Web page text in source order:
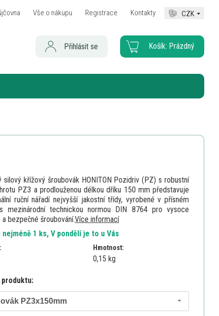
Vše o nákupu Registrace Kontakty CZK
Košík: Prázdný
Přihlásit se
silový křížový šroubovák HONITON Pozidriv (PZ) s robustní
PZ3 a prodlouženou délkou dříku 150 mm představuje
ruční nářadí nejvyšší jakostní třídy, vyrobené v přísném
mezinárodní technickou normou DIN 8764 pro vysoce
bezpečné šroubování.Více informací
nejméně 1 ks, V pondělí je to u Vás
Hmotnost:
0,15 kg
PZ3x150mm